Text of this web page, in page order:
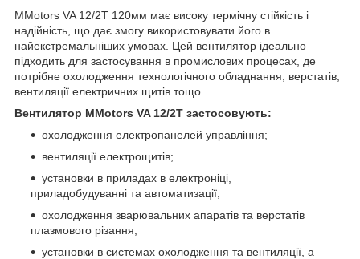
MMotors VA 12/2T 120мм має високу термічну стійкість і
надійність, що дає змогу використовувати його в
найекстремальніших умовах. Цей вентилятор ідеально
підходить для застосування в промислових процесах, де
потрібне охолодження технологічного обладнання, верстатів,
вентиляції електричних щитів тощо
Вентилятор MMotors VA 12/2T застосовують:
охолодження електропанелей управління;
вентиляції електрощитів;
установки в приладах в електроніці,
приладобудуванні та автоматизації;
охолодження зварювальних апаратів та верстатів
плазмового різання;
установки в системах охолодження та вентиляції, а